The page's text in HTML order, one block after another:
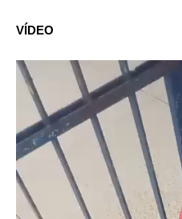
VÍDEO
Tocador
de
vídeo